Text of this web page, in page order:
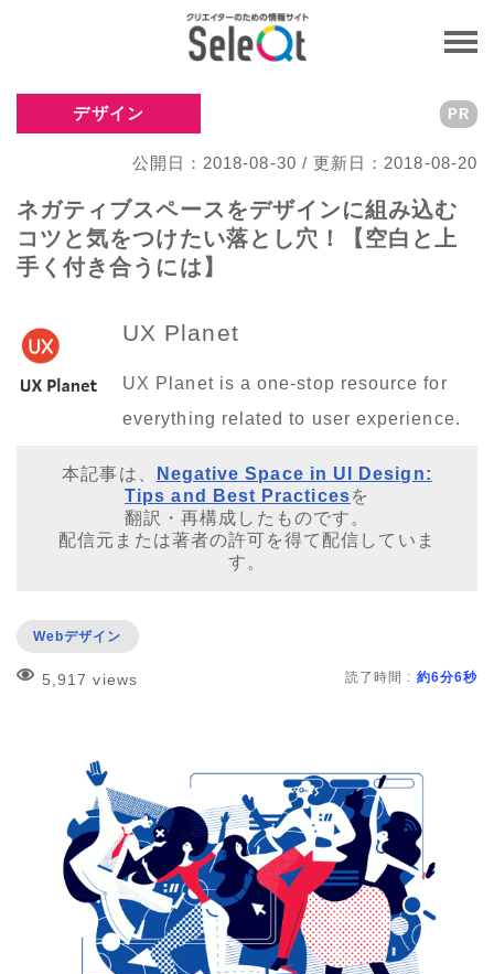
デザイン
公開日：2018-08-30 / 更新日：2018-08-20
PR
ネガティブスペースをデザインに組み込む
コツと気をつけたい落とし穴！【空白と上
手く付き合うには】
UX Planet
UX Planet is a one-stop resource for
everything related to user experience.
本記事は、
Negative Space in UI Design:
Tips and Best Practicesを
翻訳・再構成したものです。
配信元または著者の許可を得て配信していま
す。
Webデザイン
5,917 views 読了時間 : 約6分6秒